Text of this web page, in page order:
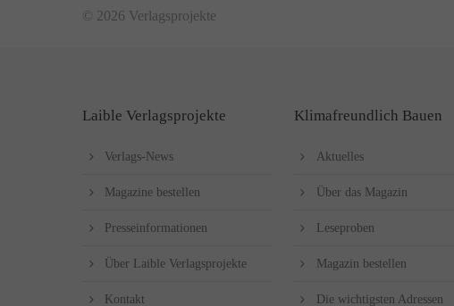
© 2026 Verlagsprojekte
Laible Verlagsprojekte
Verlags-News
Magazine bestellen
Presseinformationen
Über Laible Verlagsprojekte
Kontakt
Klimafreundlich Bauen
Aktuelles
Über das Magazin
Leseproben
Magazin bestellen
Die wichtigsten Adressen